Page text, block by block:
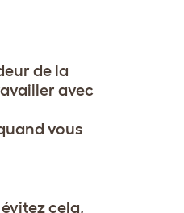
de la
avec
vous
cela,